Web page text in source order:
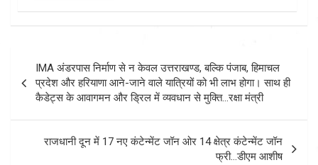
Post
navigation
IMA अंडरपास निर्माण से न केवल उत्तराखण्ड, बल्कि पंजाब, हिमाचल
प्रदेश और हरियाणा आने-जाने वाले यात्रियों को भी लाभ होगा। साथ ही
कैडेट्स के आवागमन और ड्रिल में व्यवधान से मुक्ति…रक्षा मंत्री
राजधानी दून में 17 नए कंटेन्मेंट जॉन ओर 14 क्षेत्र कंटेन्मेंट जॉन
फ्री…डीएम आशीष